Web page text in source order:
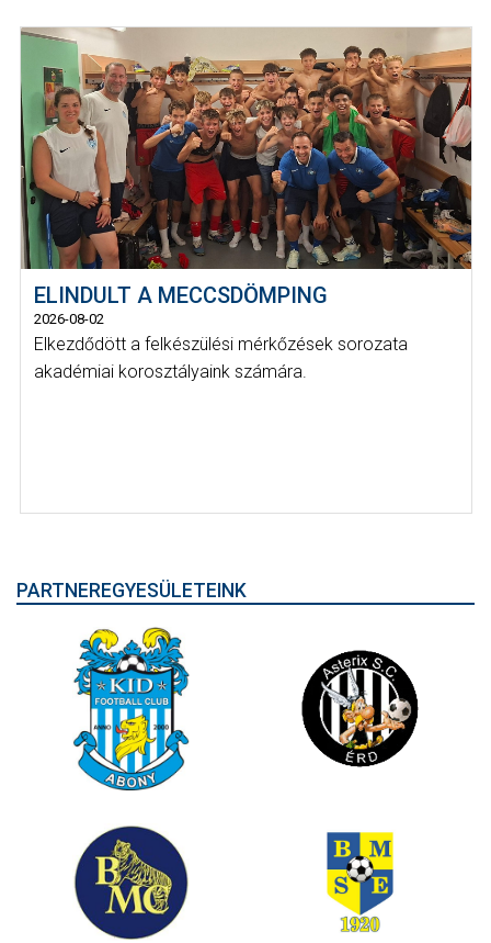
ELINDULT A MECCSDÖMPING
2026-08-02
Elkezdődött a felkészülési mérkőzések sorozata
akadémiai korosztályaink számára.
PARTNEREGYESÜLETEINK